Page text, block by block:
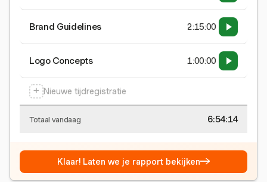
Brand Guidelines 2:15:00
Logo Concepts 1:00:00
+ Nieuwe tijdregistratie
Totaal vandaag 6:54:15
Klaar! Laten we je rapport bekijken→